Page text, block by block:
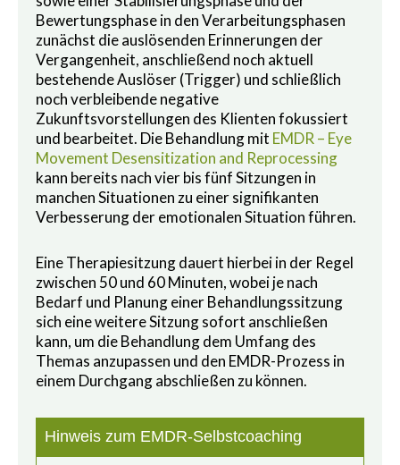
Bewertungsphase in den Verarbeitungsphasen
zunächst die auslösenden Erinnerungen der
Vergangenheit, anschließend noch aktuell
bestehende Auslöser (Trigger) und schließlich
noch verbleibende negative
Zukunftsvorstellungen des Klienten fokussiert
und bearbeitet. Die Behandlung mit EMDR – Eye
Movement Desensitization and Reprocessing
kann bereits nach vier bis fünf Sitzungen in
manchen Situationen zu einer signifikanten
Verbesserung der emotionalen Situation führen.
Eine Therapiesitzung dauert hierbei in der Regel
zwischen 50 und 60 Minuten, wobei je nach
Bedarf und Planung einer Behandlungssitzung
sich eine weitere Sitzung sofort anschließen
kann, um die Behandlung dem Umfang des
Themas anzupassen und den EMDR-Prozess in
einem Durchgang abschließen zu können.
Hinweis zum EMDR-Selbstcoaching